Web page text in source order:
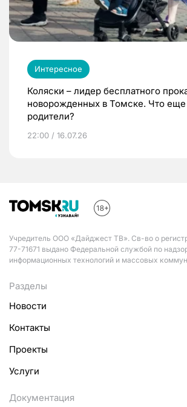
Интересное
Коляски – лидер бесплатного
новорожденных в Томске. Что еще
родители?
22:00 / 16.07.26
Учредитель ООО «Дайджест ТВ». Св-во о
77-71671 выдано Федеральной службой по
информационных технологий и массовых
Разделы
Новости
Контакты
Проекты
Услуги
Документация